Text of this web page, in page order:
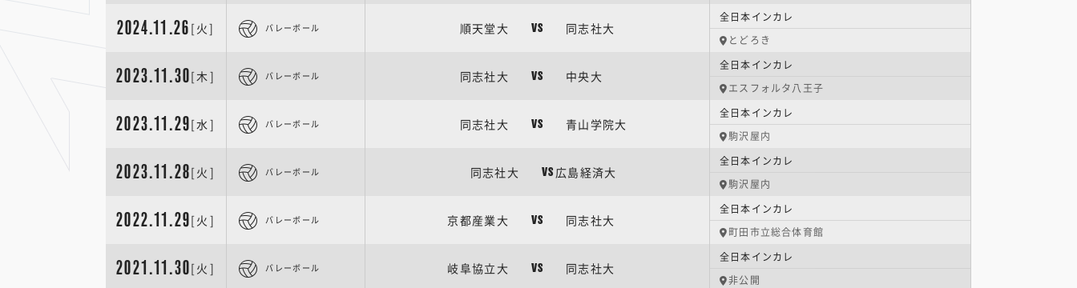
2024.11.26 [火] バレーボール 順天堂大 VS 同志社大
全日本インカレ
とどろき
2023.11.30[木] バレーボール 同志社大 VS 中央大
全日本インカレ
エスフォルタ八王子
2023.11.29[水] バレーボール 同志社大 VS 青山学院大
全日本インカレ
駒沢屋内
2023.11.28[火] バレーボール 同志社大 VS 広島経済大
全日本インカレ
駒沢屋内
2022.11.29[火] バレーボール 京都産業大 VS 同志社大
全日本インカレ
町田市立総合体育館
2021.11.30[火] バレーボール 岐阜協立大 VS 同志社大
全日本インカレ
非公開